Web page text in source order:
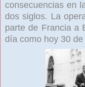
consecuencias en
dos siglos. La
parte de Francia a
día como hoy 30